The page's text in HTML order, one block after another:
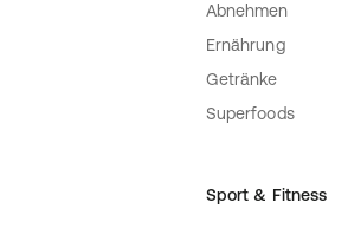
Abnehmen
Ernährung
Getränke
Superfoods
Sport & Fitness